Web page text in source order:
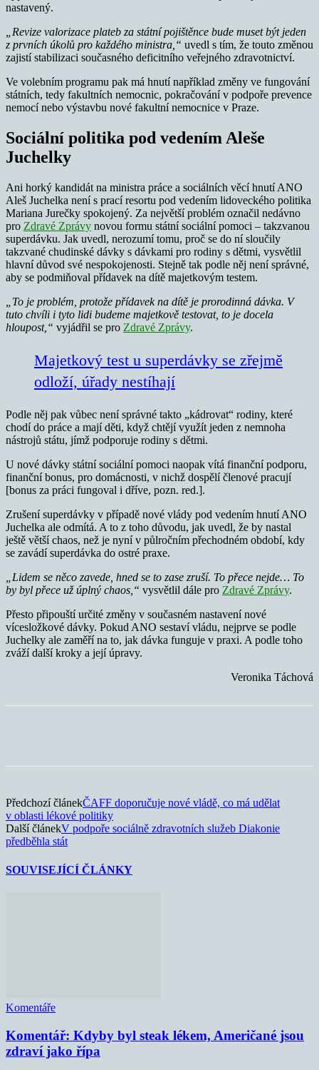
nastavený.
„Revize valorizace plateb za státní pojištěnce bude muset být jeden
z prvních úkolů pro každého ministra,“ uvedl s tím, že touto změnou
zajistí stabilizaci současného deficitního veřejného zdravotnictví.
Ve volebním programu pak má hnutí například změny ve fungování
státních, tedy fakultních nemocnic, pokračování v podpoře prevence
nemocí nebo výstavbu nové fakultní nemocnice v Praze.
Sociální politika pod vedením Aleše
Juchelky
Ani horký kandidát na ministra práce a sociálních věcí hnutí ANO
Aleš Juchelka není s prací resortu pod vedením lidoveckého politika
Mariana Jurečky spokojený. Za největší problém označil nedávno
pro Zdravé Zprávy novou formu státní sociální pomoci – takzvanou
superdávku. Jak uvedl, nerozumí tomu, proč se do ní sloučily
takzvané chudinské dávky s dávkami pro rodiny s dětmi, vysvětlil
hlavní důvod své nespokojenosti. Stejně tak podle něj není správné,
aby se podmiňoval přídavek na dítě majetkovým testem.
„To je problém, protože přídavek na dítě je prorodinná dávka. V
tuto chvíli i tyto lidi budeme majetkově testovat, to je docela
hloupost,“ vyjádřil se pro Zdravé Zprávy.
Majetkový test u superdávky se zřejmě
odloží, úřady nestíhají
Podle něj pak vůbec není správné takto „kádrovat“ rodiny, které
chodí do práce a mají děti, když chtějí využít jeden z nemnoha
nástrojů státu, jímž podporuje rodiny s dětmi.
U nové dávky státní sociální pomoci naopak vítá finanční podporu,
finanční bonus, pro domácnosti, v nichž dospělí členové pracují
[bonus za práci fungoval i dříve, pozn. red.].
Zrušení superdávky v případě nové vlády pod vedením hnutí ANO
Juchelka ale odmítá. A to z toho důvodu, jak uvedl, že by nastal
ještě větší chaos, než je nyní v půlročním přechodném období, kdy
se zavádí superdávka do ostré praxe.
„Lidem se něco zavede, hned se to zase zruší. To přece nejde… To
by byl přece už úplný chaos,“ vysvětlil dále pro Zdravé Zprávy.
Přesto připouští určité změny v současném nastavení nové
vícesložkové dávky. Pokud ANO sestaví vládu, nejprve se podle
Juchelky ale zaměří na to, jak dávka funguje v praxi. A podle toho
zváží další kroky a její úpravy.
Veronika Táchová
Předchozí článekČAFF doporučuje nové vládě, co má udělat
v oblasti lékové politiky
Další článekV podpoře sociálně zdravotních služeb Diakonie
předběhla stát
SOUVISEJÍCÍ ČLÁNKY
Komentáře
Komentář: Kdyby byl steak lékem, Američané jsou
zdraví jako řípa